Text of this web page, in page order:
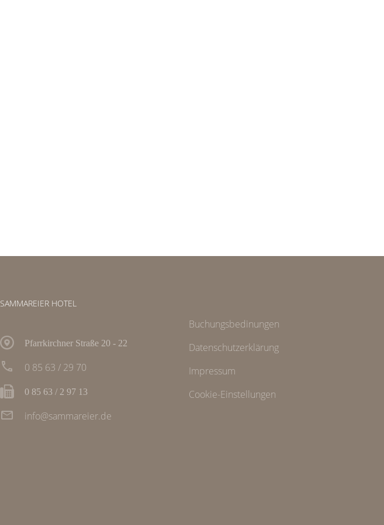
SAMMAREIER HOTEL
Pfarrkirchner Straße 20 - 22
0 85 63 / 29 70
0 85 63 / 2 97 13
info@sammareier.de
Buchungsbedinungen
Datenschutzerklärung
Impressum
Cookie-Einstellungen